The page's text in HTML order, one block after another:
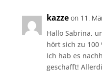
kazze on 11.
Hallo Sabrina,
hört sich zu 100
Ich hab es
geschafft!